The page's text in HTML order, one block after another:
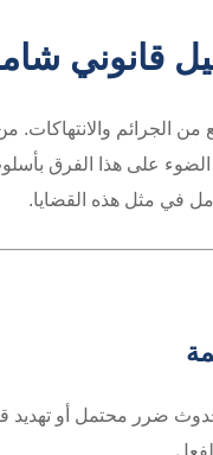
دليل
والانتهاكات. من
الضوء على هذا الفرق
في مثل هذه القضايا.
ضرر محتمل أو